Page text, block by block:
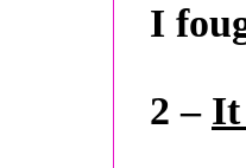
I
2 – It